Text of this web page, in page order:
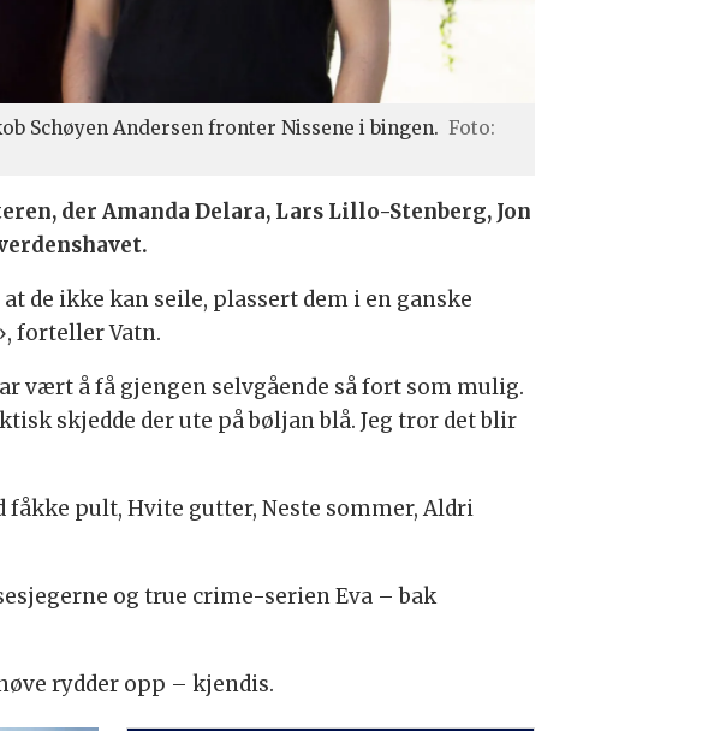
Schøyen Andersen fronter Nissene i bingen. Foto:
der Amanda Delara, Lars Lillo-Stenberg, Jon
de ikke kan seile, plassert dem i en ganske
forteller Vatn.
vært å få gjengen selvgående så fort som mulig.
skjedde der ute på bøljan blå. Jeg tror det blir
pult, Hvite gutter, Neste sommer, Aldri
og true crime-serien Eva – bak
rydder opp – kjendis.